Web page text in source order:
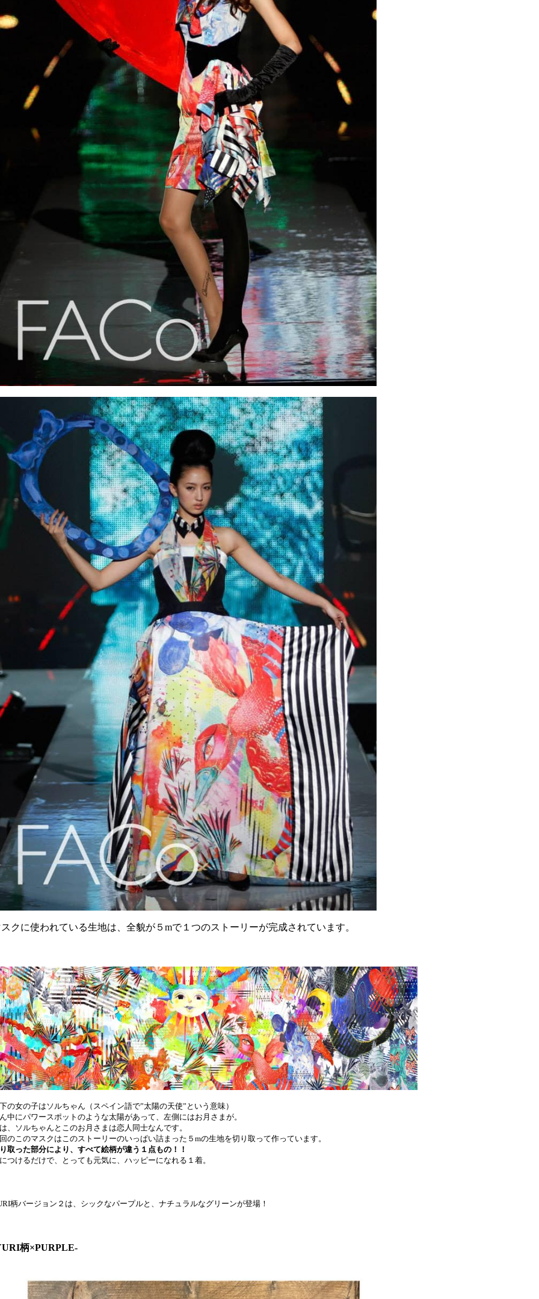
クに使われている生地は、全貌が５mで１つのストーリーが完成されています。
の女の子はソルちゃん（スペイン語で”太陽の天使”という意味）
中にパワースポットのような太陽があって、左側にはお月さまが。
、ソルちゃんとこのお月さまは恋人同士なんです。
のこのマスクはこのストーリーのいっぱい詰まった５mの生地を切り取って作っています。
取った部分により、すべて絵柄が違う１点もの！！
つけるだけで、とっても元気に、ハッピーになれる１着。
柄バージョン２は、シックなパープルと、ナチュラルなグリーンが登場！
柄×PURPLE-